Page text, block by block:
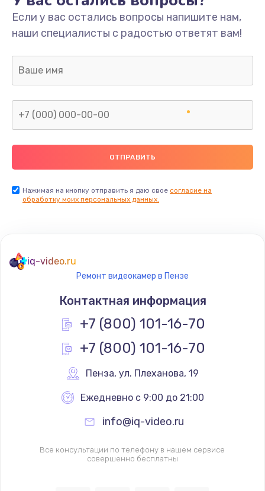
Заказать
Замена системы охлаждения
от 1500 руб.
Заказать
Замена тачпада
от 1330 руб.
Заказать
Замена южного моста
от 2600 руб.
Заказать
Ремонт разъема питания
от 1060 руб.
Если у вас остались вопросы напишите нам,
наши специалисты с радостью ответят вам!
Нажимая на кнопку отправить я даю свое согласие на
обработку моих персональных данных.
iq-video.ru
Ремонт видеокамер в Пензе
Контактная информация
+7 (800) 101-16-70
+7 (800) 101-16-70
Пенза, ул. Плеханова, 19
Ежедневно с 9:00 до 21:00
info@iq-video.ru
Все консультации по телефону в нашем сервисе
совершенно бесплатны